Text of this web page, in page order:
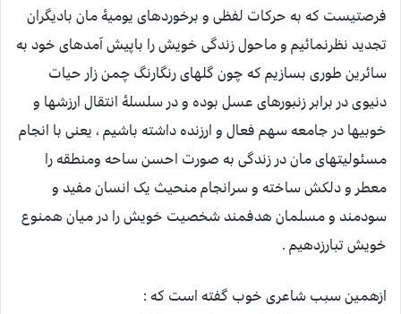
فرصتیست که به حرکات لفظی و برخوردهای یومیۀ مان بادیگران
تجدید نظرنمائیم و ماحول زندگی خویش را باپیش آمدهای خود به
سائرین طوری بسازیم که چون گلهای رنگارنگ چمن زار حیات
دنیوی در برابر زنبورهای عسل بوده و در سلسلۀ انتقال ارزشها و
خوبیها در جامعه سهم فعال و ارزنده داشته باشیم ، یعنی با انجام
مسئولیتهای مان در زندگی به صورت احسن ساحه ومنطقه را
معطر و دلکش ساخته و سرانجام منحیث یک انسان مفید و
سودمند و مسلمان هدفمند شخصیت خویش را در میان همنوع
خویش تبارزدهیم .
ازهمین سبب شاعری خوب گفته است که :